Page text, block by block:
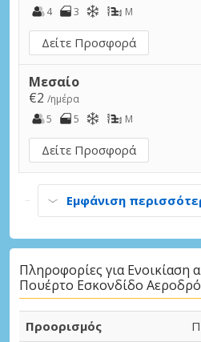
4
3 M
Δείτε Προσφορά
Μεσαίο
€2 /ημέρα
5
5 M
Δείτε Προσφορά
Εμφάνιση
Πληροφορίες για Ενοικίαση
Πουέρτο Εσκονδίδο
Προορισμός